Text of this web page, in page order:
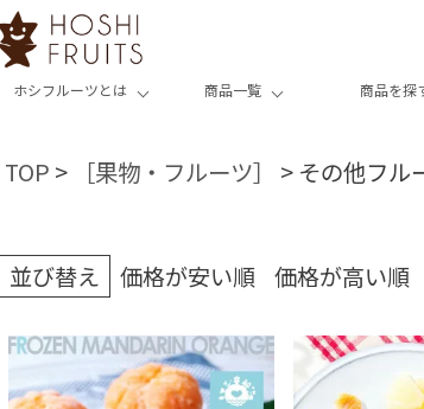
ホシフルーツとは 商品一覧 商品を探
TOP ［果物・フルーツ］ その他フル
並び替え 価格が安い順 価格が高い順